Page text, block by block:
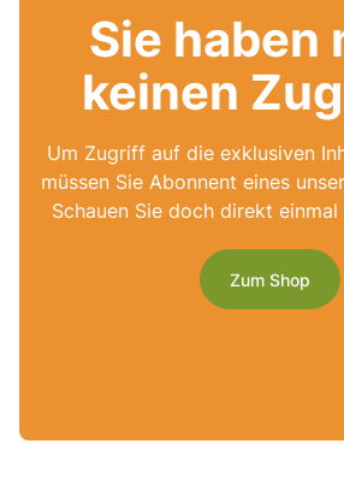
Sie haben
keinen
Um Zugriff auf die exklusiven
müssen Sie Abonnent eines
Schauen Sie doch direkt
Zum Shop